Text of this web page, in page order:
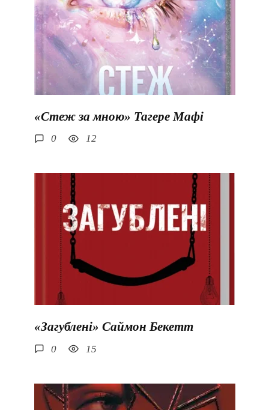
«Стеж за мною» Тагере Мафі
0 12
«Загублені» Саймон Бекетт
0 15